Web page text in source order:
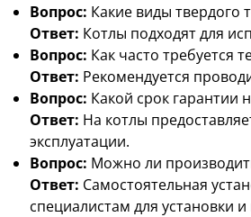
Вопрос: Какие виды твердого
Ответ: Котлы подходят для
Вопрос: Как часто требуется
Ответ: Рекомендуется
Вопрос: Какой срок гарантии
Ответ: На котлы
эксплуатации.
Вопрос: Можно ли
Ответ: Самостоятельная
специалистам для установки и